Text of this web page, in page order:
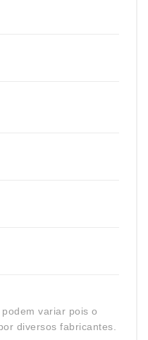
variar pois o
diversos fabricantes.